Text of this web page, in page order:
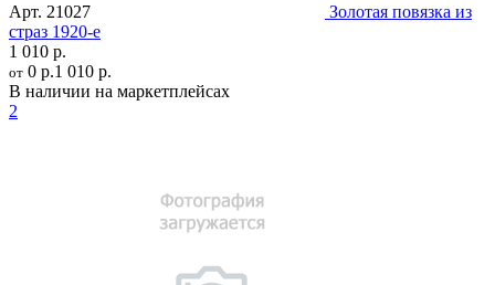
Арт. 21027
Золотая повязка из
страз 1920-е
1 010 р.
от 0 р.1 010 р.
В наличии на маркетплейсах
2